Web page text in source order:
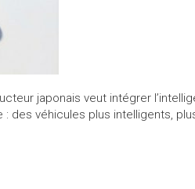
japonais veut intégrer
des véhicules plus intelligents,